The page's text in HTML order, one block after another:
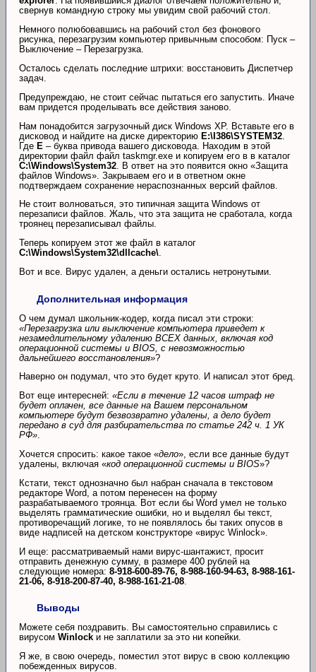
свернув командную строку мы увидим свой рабочий стол.
Немного полюбовавшись на рабочий стол без фонового
рисунка, перезагрузим компьютер привычным способом: Пуск –
Выключение – Перезагрузка.
Осталось сделать последние штрихи: восстановить Диспетчер
задач.
Предупреждаю, не стоит сейчас пытаться его запустить. Иначе
вам придется проделывать все действия заново.
Нам понадобится загрузочный диск Windows XP. Вставьте его в
дисковод и найдите на диске директорию E:\I386\SYSTEM32
Где E – буква привода вашего дисковода. Находим в этой
директории файл файл taskmgr.exe и копируем его в в каталог
C:\Windows\System32 . В ответ на это появится окно «Защита
файлов Windows». Закрываем его и в ответном окне
подтверждаем сохранение нераспознанных версий файлов.
Не стоит волноваться, это типичная защита Windows от
перезаписи файлов. Жаль, что эта защита не сработала, когда
троянец перезаписывал файлы.
Теперь копируем этот же файл в каталог
C:\Windows\System32\dllcache\.
Вот и все. Вирус удален, а деньги остались нетронутыми.
Дополнительная информация
О чем думал школьник-кодер, когда писал эти строки:
«Перезагрузка или выключение компьютера приведет к
незамедлительному удалению ВСЕХ данных, включая код
операционной системы и BIOS, с невозможностью
дальнейшего восстановления»?
Наверно он подумал, что это будет круто. И написал этот бред.
Вот еще интересней: «Если в течение 12 часов штраф не
будет оплачен, все данные на Вашем персональном
компьютере будут безвозвратно удалены, а дело будет
передано в суд для разбирательства по статье 242 ч. 1 УК
РФ».
Хочется спросить: какое такое «дело», если все данные будут
удалены, включая «код операционной системы и BIOS»?
Кстати, текст однозначно был набран сначала в текстовом
редакторе Word, а потом перенесен на форму
разрабатываемого троянца. Вот если бы Word умел не только
выделять грамматические ошибки, но и выделял бы текст,
противоречащий логике, то не появлялось бы таких опусов в
виде надписей на детском конструкторе «вирус Winlock».
И еще: рассматриваемый нами вирус-шантажист, просит
отправить денежную сумму, в размере 400 рублей на
следующие номера: 8-918-600-89-76, 8-988-160-94-63, 8-988-161-
21-06, 8-918-200-87-40, 8-988-161-21-08
Выводы
Можете себя поздравить. Вы самостоятельно справились с
вирусом Winlock и не заплатили за это ни копейки.
Я же, в свою очередь, поместил этот вирус в свою коллекцию
побежденных вирусов.